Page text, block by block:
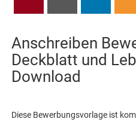
Anschreiben
Deckblatt und
Download
Diese Bewerbungsvorlage ist